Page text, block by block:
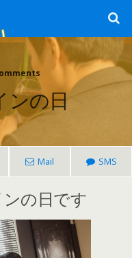
ひまわり畑 sunflower-field
ンの日
Mail SMS
の日です